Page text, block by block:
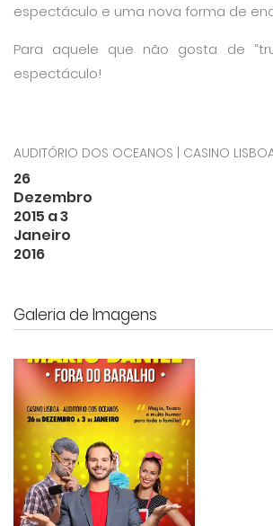
espectáculo e uma nova forma de
Para aquele que não gosta de
espectáculo!
AUDITÓRIO DOS OCEANOS | CASINO
26
Dezembro
2015 a 3
Janeiro
2016
Galeria de Imagens